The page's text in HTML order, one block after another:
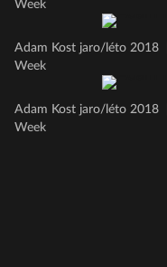
Week
Adam Kost jaro/léto 2018
Week
Adam Kost jaro/léto 2018
Week